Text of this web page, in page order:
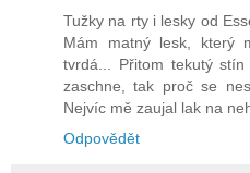
Tužky na rty i lesky od
Mám matný lesk, který
tvrdá... Přitom tekutý
zaschne, tak proč se
Nejvíc mě zaujal lak na
Odpovědět